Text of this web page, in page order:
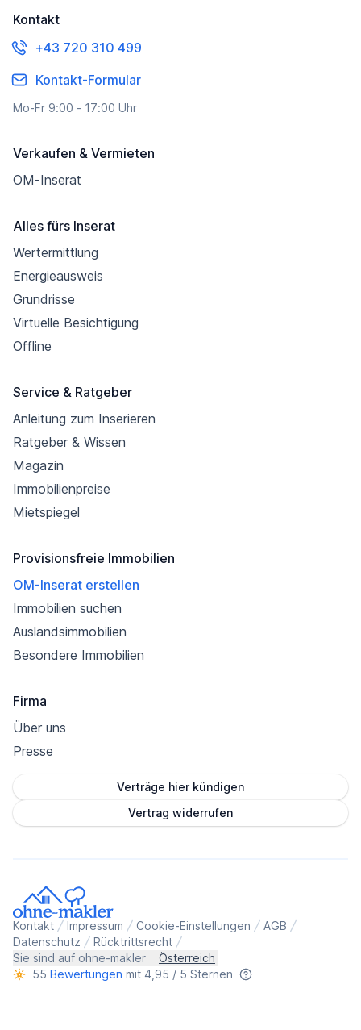
Kontakt
+43 720 310 499
Kontakt-Formular
Mo-Fr 9:00 - 17:00 Uhr
Verkaufen & Vermieten
OM-Inserat
Alles fürs Inserat
Wertermittlung
Energieausweis
Grundrisse
Virtuelle Besichtigung
Offline
Service & Ratgeber
Anleitung zum Inserieren
Ratgeber & Wissen
Magazin
Immobilienpreise
Mietspiegel
Provisionsfreie Immobilien
OM-Inserat erstellen
Immobilien suchen
Auslandsimmobilien
Besondere Immobilien
Firma
Über uns
Presse
Verträge hier kündigen
Vertrag widerrufen
Kontakt Impressum Cookie-Einstellungen
AGB
Datenschutz
Rücktrittsrecht
Sie sind auf ohne-makler
Österreich
55 Bewertungen mit 4,95 / 5 Sternen